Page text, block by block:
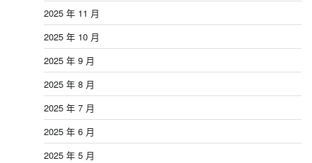
2025 年 11 月
2025 年 10 月
2025 年 9 月
2025 年 8 月
2025 年 7 月
2025 年 6 月
2025 年 5 月